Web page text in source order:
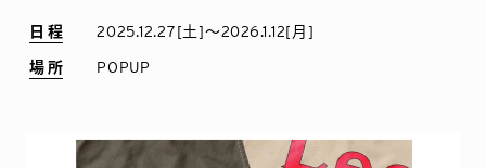
日程
2025.12.27[土]〜2026.1.12[月]
場所 POPUP